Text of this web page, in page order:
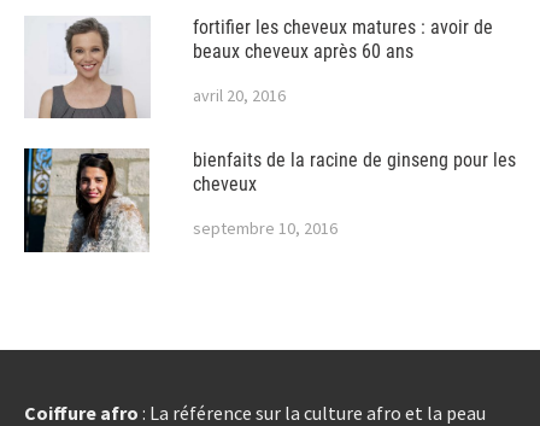
fortifier les cheveux matures : avoir de
beaux cheveux après 60 ans
avril 20, 2016
bienfaits de la racine de ginseng pour les
cheveux
septembre 10, 2016
Coiffure afro : La référence sur la culture afro et la peau